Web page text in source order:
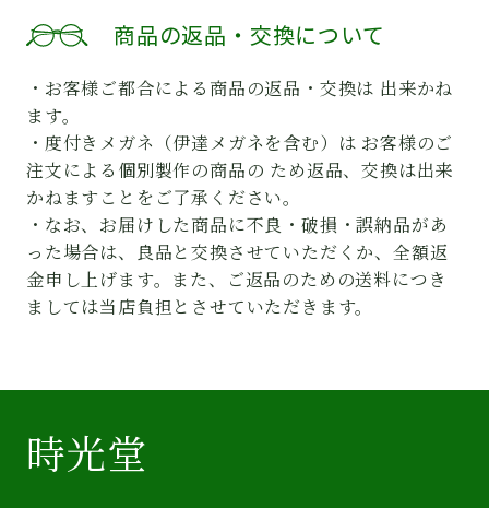
商品の返品・交換について
・お客様ご都合による商品の返品・交換は 出来かね
ます。
・度付きメガネ（伊達メガネを含む）は お客様のご
注文による個別製作の商品の ため返品、交換は出来
かねますことをご了承ください。
・なお、お届けした商品に不良・破損・誤納品があ
った場合は、良品と交換させていただくか、全額返
金申し上げます。また、ご返品のための送料につき
ましては当店負担とさせていただきます。
時光堂